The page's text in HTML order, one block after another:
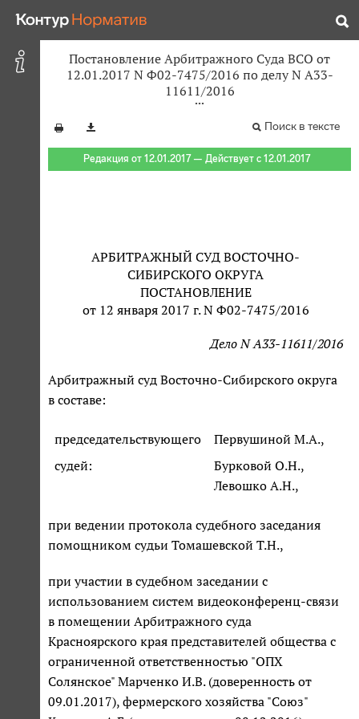
Постановление Арбитражного Суда ВСО от
12.01.2017 N Ф02-7475/2016 по делу N А33-
11611/2016
Поиск в тексте
Редакция от 12.01.2017 — Действует с 12.01.2017
АРБИТРАЖНЫЙ СУД ВОСТОЧНО-
СИБИРСКОГО ОКРУГА
ПОСТАНОВЛЕНИЕ
от 12 января 2017 г. N Ф02-7475/2016
Дело N А33-11611/2016
Арбитражный суд Восточно-Сибирского округа
в составе:
председательствующего
Первушиной М.А.,
судей:
Бурковой О.Н.,
Левошко А.Н.,
при ведении протокола судебного заседания
помощником судьи Томашевской Т.Н.,
при участии в судебном заседании с
использованием систем видеоконференц-связи
в помещении Арбитражного суда
Красноярского края представителей общества с
ограниченной ответственностью "ОПХ
Солянское" Марченко И.В. (доверенность от
09.01.2017), фермерского хозяйства "Союз"